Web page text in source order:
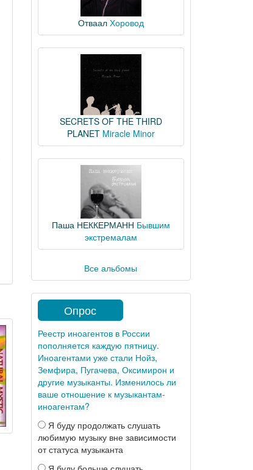
Отваал Хоровод
SECRETS OF THE THIRD
PLANET Miracle Minor
Паша НЕККЕРМАНН Бывшим
экстремалам
Все альбомы
Опрос
Реестр иноагентов в России
пополняется каждую пятницу.
Иноагентами уже стали Нойз,
Земфира, Пугачева, Оксимирон и
другие музыканты. Изменилось ли
ваше отношение к музыкантам-
иноагентам?
Я буду продолжать слушать
любимую музыку вне зависимости
от статуса музыканта